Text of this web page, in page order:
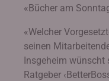
«Bücher am
«Welcher
seinen
Insgeheim wünscht
Ratgeber